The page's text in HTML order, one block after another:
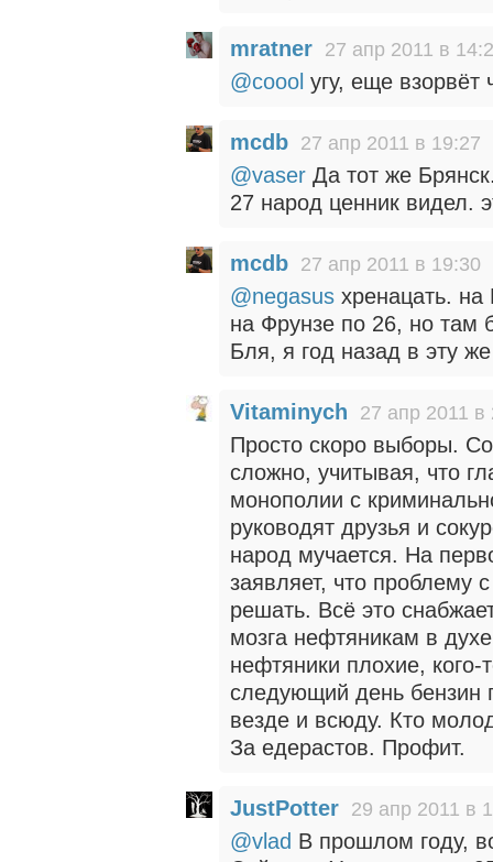
mratner 27 апр 2011 в
@coool угу, еще взорвёт
mcdb 27 апр 2011 в 19:27
@vaser Да тот же
27 народ ценник видел.
mcdb 27 апр 2011 в 19:30
@negasus хренацать. на
на Фрунзе по 26, но там
Бля, я год назад в эту
Vitaminych 27 апр 2011 в
Просто скоро выборы.
сложно, учитывая, что
монополии с
руководят друзья и
народ мучается. На
заявляет, что проблему
решать. Всё это
мозга нефтяникам в
нефтяники плохие, кого-
следующий день бензин
везде и всюду. Кто
За едерастов. Профит.
JustPotter 29 апр 2011 в
@vlad В прошлом году,